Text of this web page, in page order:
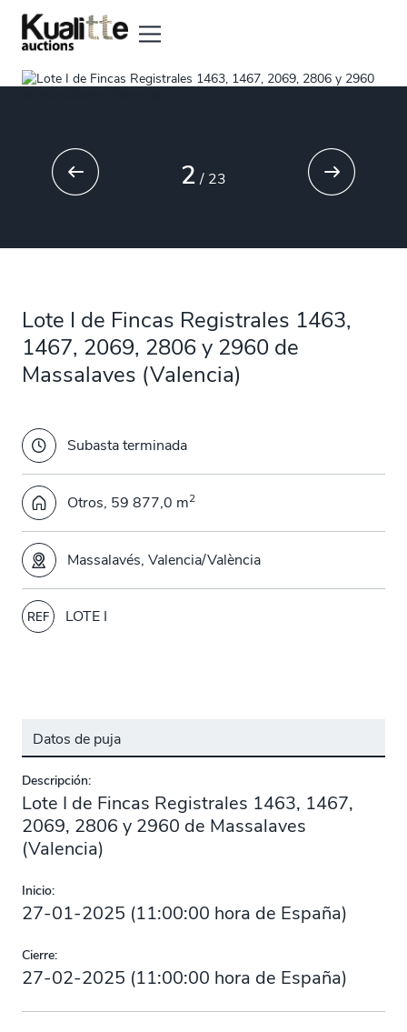
Lote I de Fincas Registrales 1463,
1467, 2069, 2806 y 2960 de
Massalaves (Valencia)
Subasta terminada
Otros, 59 877,0 m2
Massalavés, Valencia/València
REF LOTE I
2/ 23
Datos de puja
Descripción:
Lote I de Fincas Registrales 1463, 1467,
2069, 2806 y 2960 de Massalaves
(Valencia)
Inicio:
27-01-2025 (11:00:00 hora de España)
Cierre:
27-02-2025 (11:00:00 hora de España)